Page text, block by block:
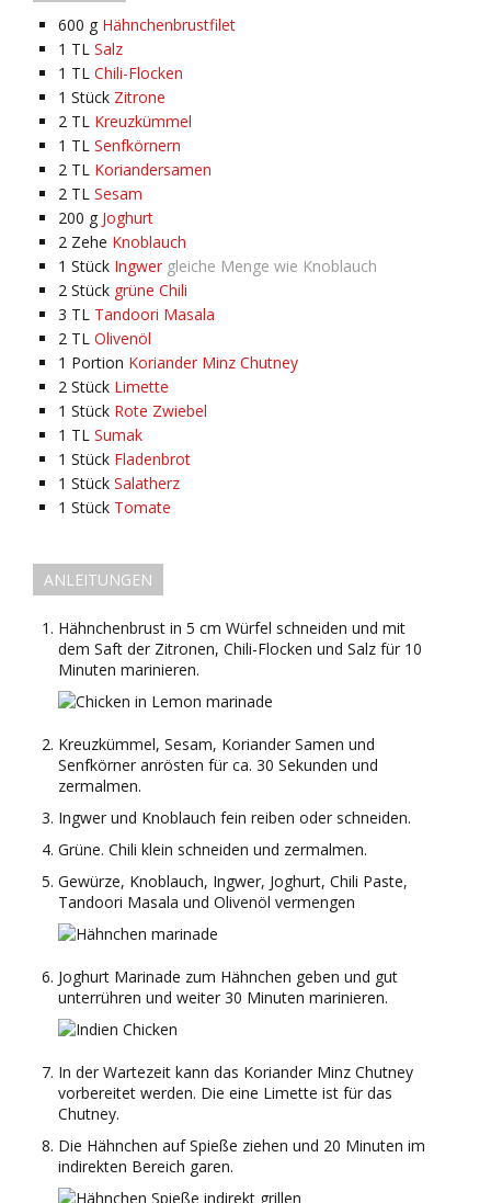
600 g Hähnchenbrustfilet
1 TL Salz
1 TL Chili-Flocken
1 Stück Zitrone
2 TL Kreuzkümmel
1 TL Senfkörnern
2 TL Koriandersamen
2 TL Sesam
200 g Joghurt
2 Zehe Knoblauch
1 Stück Ingwer gleiche Menge wie Knoblauch
2 Stück grüne Chili
3 TL Tandoori Masala
2 TL Olivenöl
1 Portion Koriander Minz Chutney
2 Stück Limette
1 Stück Rote Zwiebel
1 TL Sumak
1 Stück Fladenbrot
1 Stück Salatherz
1 Stück Tomate
ANLEITUNGEN
Hähnchenbrust in 5 cm Würfel schneiden und mit
dem Saft der Zitronen, Chili-Flocken und Salz für 10
Minuten marinieren.
Kreuzkümmel, Sesam, Koriander Samen und
Senfkörner anrösten für ca. 30 Sekunden und
zermalmen.
Ingwer und Knoblauch fein reiben oder schneiden.
Grüne. Chili klein schneiden und zermalmen.
Gewürze, Knoblauch, Ingwer, Joghurt, Chili Paste,
Tandoori Masala und Olivenöl vermengen
Joghurt Marinade zum Hähnchen geben und gut
unterrühren und weiter 30 Minuten marinieren.
In der Wartezeit kann das Koriander Minz Chutney
vorbereitet werden. Die eine Limette ist für das
Chutney.
Die Hähnchen auf Spieße ziehen und 20 Minuten im
indirekten Bereich garen.